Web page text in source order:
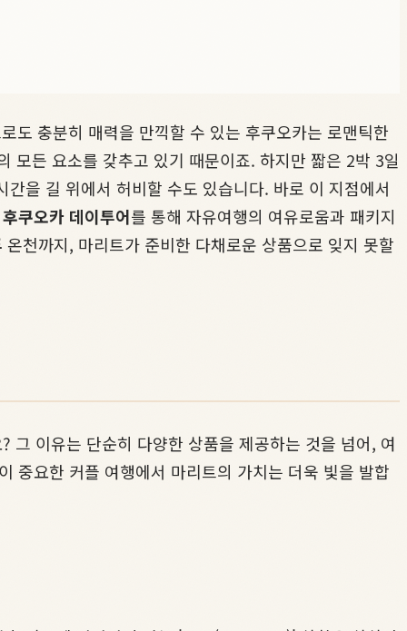
도 충분히 매력을 만끽할 수 있는 후쿠오카는 로맨틱한
모든 요소를 갖추고 있기 때문이죠. 하지만 짧은 2박 3일
을 길 위에서 허비할 수도 있습니다. 바로 이 지점에서
후쿠오카 데이투어를 통해 자유여행의 여유로움과 패키지
온천까지, 마리트가 준비한 다채로운 상품으로 잊지 못할
그 이유는 단순히 다양한 상품을 제공하는 것을 넘어, 여
중요한 커플 여행에서 마리트의 가치는 더욱 빛을 발합